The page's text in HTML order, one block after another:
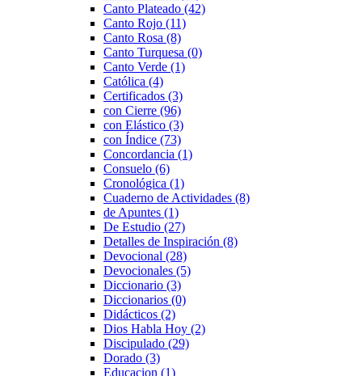
Canto Plateado (42)
Canto Rojo (11)
Canto Rosa (8)
Canto Turquesa (0)
Canto Verde (1)
Católica (4)
Certificados (3)
con Cierre (96)
con Elástico (3)
con Índice (73)
Concordancia (1)
Consuelo (6)
Cronológica (1)
Cuaderno de Actividades (8)
de Apuntes (1)
De Estudio (27)
Detalles de Inspiración (8)
Devocional (28)
Devocionales (5)
Diccionario (3)
Diccionarios (0)
Didácticos (2)
Dios Habla Hoy (2)
Discipulado (29)
Dorado (3)
Educacion (1)